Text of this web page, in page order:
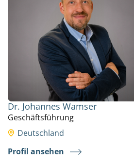
Dr. Johannes Wamser
Geschäftsführung
Deutschland
Profil ansehen